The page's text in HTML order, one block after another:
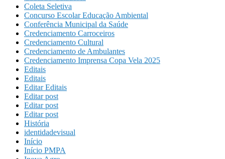
Coleta Seletiva
Concurso Escolar Educação Ambiental
Conferência Municipal da Saúde
Credenciamento Carroceiros
Credenciamento Cultural
Credenciamento de Ambulantes
Credenciamento Imprensa Copa Vela 2025
Editais
Editais
Editar Editais
Editar post
Editar post
Editar post
História
identidadevisual
Início
Início PMPA